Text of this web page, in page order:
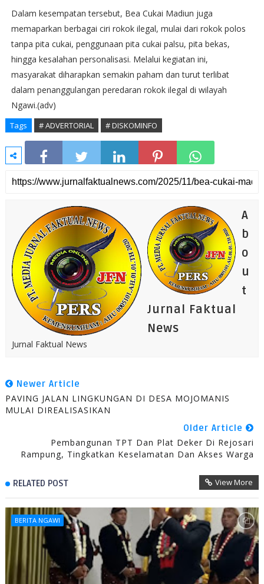
Dalam kesempatan tersebut, Bea Cukai Madiun juga
memaparkan berbagai ciri rokok ilegal, mulai dari rokok polos
tanpa pita cukai, penggunaan pita cukai palsu, pita bekas,
hingga kesalahan personalisasi. Melalui kegiatan ini,
masyarakat diharapkan semakin paham dan turut terlibat
dalam penanggulangan peredaran rokok ilegal di wilayah
Ngawi.(adv)
Tags # ADVERTORIAL # DISKOMINFO
A
b
o
u
t
Jurnal Faktual
News
Jurnal Faktual News
Newer Article
PAVING JALAN LINGKUNGAN DI DESA MOJOMANIS
MULAI DIREALISASIKAN
Older Article
Pembangunan TPT Dan Plat Deker Di Rejosari
Rampung, Tingkatkan Keselamatan Dan Akses Warga
RELATED POST View More
BERITA NGAWI